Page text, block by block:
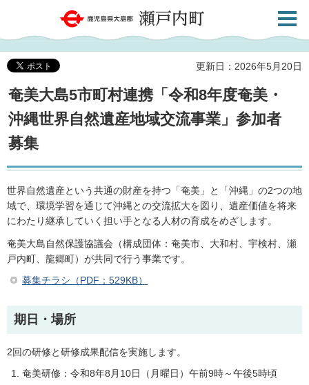
鹿児島県大島郡 瀬戸内町
共通メ
更新日：2026年5月20日
奄美大島5市町村連携「令和8年度奄美・
沖縄世界自然遺産地域交流事業」参加者
募集
世界自然遺産という共通の財産を持つ「奄美」と「沖縄」の2つの地
域で、環境学習を通じて沖縄との交流拡大を図り、遺産価値を将来
にわたり継承していく担い手となる人材の育成をめざします。
奄美大島自然保護協議会（構成団体：奄美市、大和村、宇検村、瀬
戸内町、龍郷町）が共同で行う事業です。
募集チラシ（PDF：529KB）
期日・場所
2回の研修と研修成果配信を実施します。
奄美研修：令和8年8月10日（月曜日）午前9時～午後5時頃